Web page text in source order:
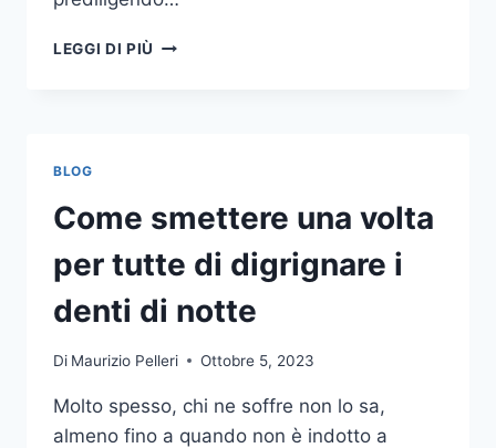
LEGGI DI PIÙ IL
BLOG
Come smettere una volta
per tutte di digrignare i
denti di notte
Di Maurizio Pelleri Ottobre 5, 2023
Molto spesso, chi ne soffre non lo sa,
almeno fino a quando non è indotto a